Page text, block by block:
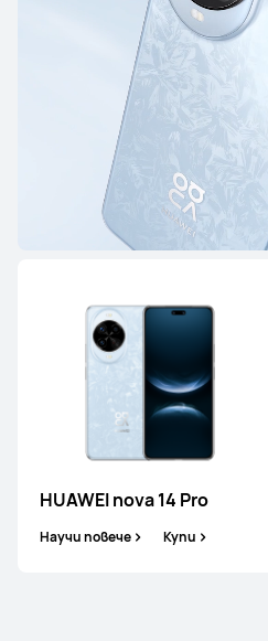
HUAWEI nova 14 Pro
Научи повече Купи
Mate Series Pura Series
Mate Series